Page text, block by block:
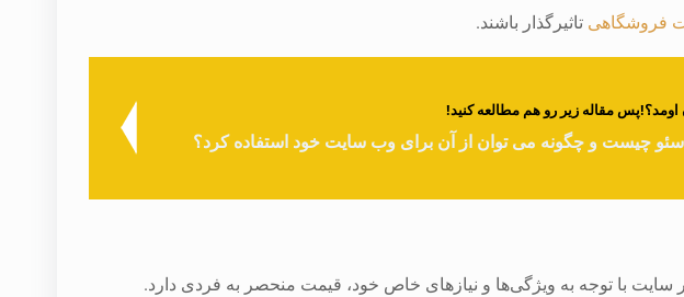
فروشگاهی تاثیرگذار باشند.
مقاله زیر رو هم مطالعه کنید!
سئو چیست و چگونه می توان از آن برای وب سایت خود استفاده کرد؟
سایت با توجه به ویژگی‌ها و نیازهای خاص خود، قیمت منحصر به فردی دارد.